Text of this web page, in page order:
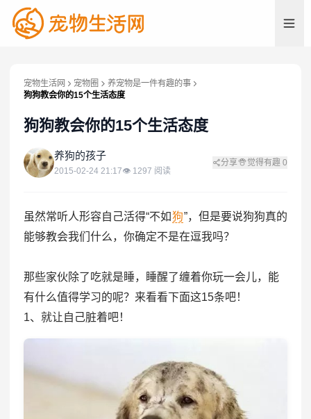
宠物生活网 宠物圈
养宠物是一件有趣的事
狗狗教会你的15个生活态度
狗狗教会你的15个生活态度
养 养狗的孩子
2015-02-24 21:17👁 1297 阅读
分享 觉得有趣 0
虽然常听人形容自己活得“不如狗”，但是要说狗狗真的
能够教会我们什么，你确定不是在逗我吗？
那些家伙除了吃就是睡，睡醒了缠着你玩一会儿，能
有什么值得学习的呢？来看看下面这15条吧！
1、就让自己脏着吧！